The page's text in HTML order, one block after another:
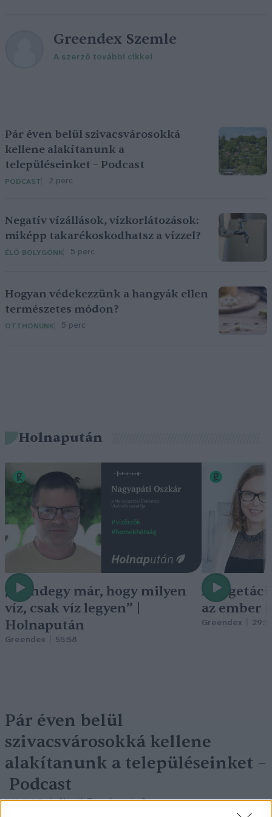
Greendex Szemle
A szerző további cikkei
Pár éven belül szivacsvárosokká
kellene alakítanunk a
településeinket – Podcast
PODCAST 2 perc
Negatív vízállások, vízkorlátozások:
miképp takarékoskodhatsz a vízzel?
ÉLŐ BOLYGÓNK 5 perc
Hogyan védekezzünk a hangyák ellen
természetes módon?
OTTHONUNK 5 perc
Holnapután
„Mindegy már, hogy milyen
víz, csak víz legyen” |
Holnapután
Greendex 55:58
A
az ember
Greendex
Pár éven belül
szivacsvárosokká kellene
alakítanunk a településeinket –
Podcast
PODCAST Novák Zsombor 2 perc